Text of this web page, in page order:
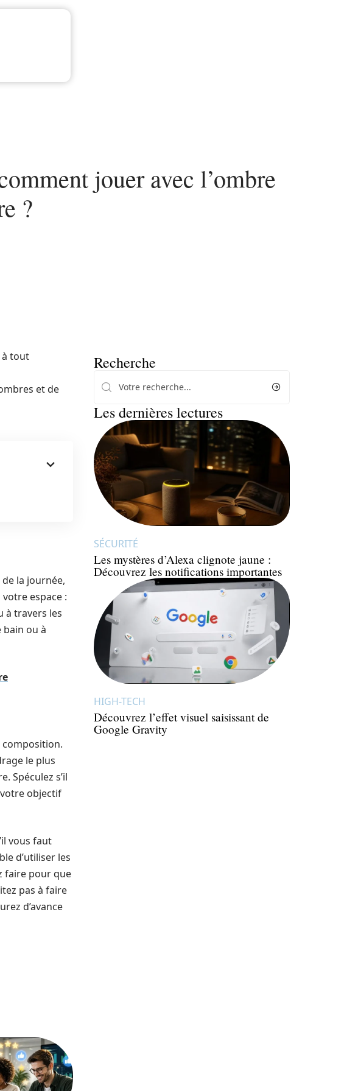
jouer avec l’ombre
?
à tout
et de
la journée,
espace :
à travers les
bain ou à
composition.
le plus
Spéculez s’il
objectif
vous faut
d’utiliser les
faire pour que
pas à faire
d’avance
Recherche
Les dernières lectures
SÉCURITÉ
Les mystères d’Alexa clignote jaune :
Découvrez les notifications importantes
HIGH-TECH
Découvrez l’effet visuel saisissant de
Google Gravity